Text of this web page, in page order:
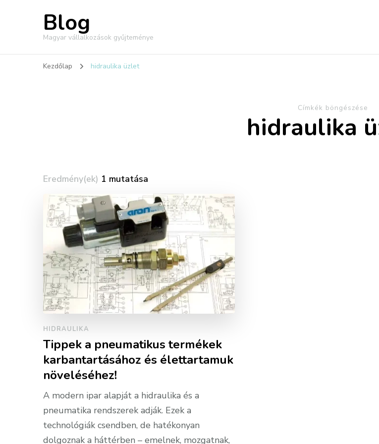
Blog
Magyar vállalkozások gyűjteménye
Kezdőlap hidraulika üzlet
Címkék böngészése
hidraulika
Eredmény(ek) 1 mutatása
HIDRAULIKA
Tippek a pneumatikus termékek
karbantartásához és élettartamuk
növeléséhez!
A modern ipar alapját a hidraulika és a
pneumatika rendszerek adják. Ezek a
technológiák csendben, de hatékonyan
dolgoznak a háttérben – emelnek, mozgatnak,